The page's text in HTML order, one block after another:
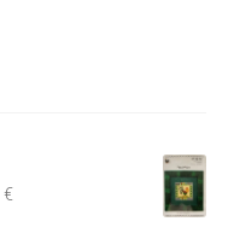
€Aktueller